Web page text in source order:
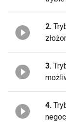
2.
3.
4.